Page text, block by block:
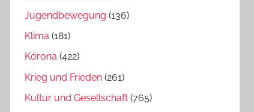
Jugendbewegung (136)
Klima (181)
Kórona (422)
Krieg und Frieden (261)
Kultur und Gesellschaft (765)